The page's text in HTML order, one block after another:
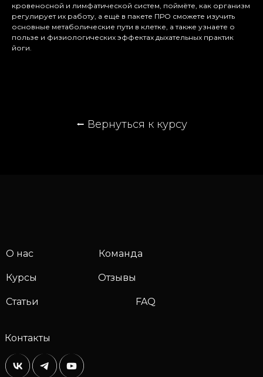
кровеносной и лимфатической систем, поймёте, как организм
регулирует их работу, а ещё в пакете ПРО сможете изучить
основные метаболические пути в клетке, а также узнаете о
пользе и физиологических эффектах дыхательных практик
йоги.
⭠ Вернуться к курсу
О нас
Курсы
Статьи
Команда
Отзывы
FAQ
Контакты